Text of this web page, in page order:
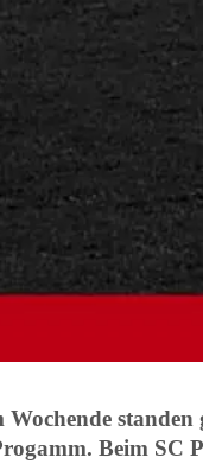
Wochende
Beim SC